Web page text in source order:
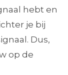
hebt en
je bij
Dus,
op de